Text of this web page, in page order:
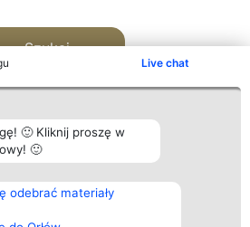
Live chat
🙂 Kliknij proszę w
🙂
odebrać materiały
Szukaj
Plebiscyt
Laureaci
wszystkich
Kontakt
Kontakt